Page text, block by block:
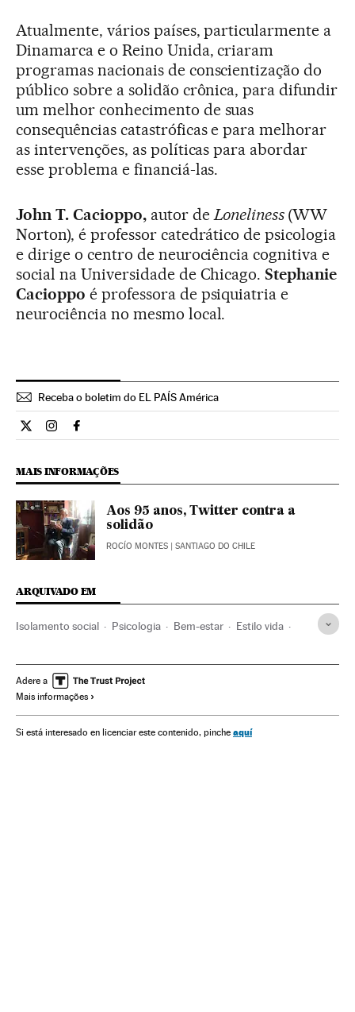
Atualmente, vários países, particularmente a
Dinamarca e o Reino Unida, criaram
programas nacionais de conscientização do
público sobre a solidão crônica, para difundir
um melhor conhecimento de suas
consequências catastróficas e para melhorar
as intervenções, as políticas para abordar
esse problema e financiá-las.
John T. Cacioppo,autor deLoneliness (WW
Norton), é professor catedrático de psicologia
e dirige o centro de neurociência cognitiva e
social na Universidade de Chicago. Stephanie
Cacioppo é professora de psiquiatria e
neurociência no mesmo local.
Receba o boletim do EL PAÍS América
Ciencia El País Brasil en Twitter
Ciencia El País Brasil en Instagram
Ciencia El País Brasil en Facebook
MAIS INFORMAÇÕES
Aos 95 anos, Twitter contra a
solidão
ROCÍO MONTES | SANTIAGO DO CHILE
ARQUIVADO EM
Isolamento social Psicologia Bem-estar Estilo vida
Adere a
Mais informações
Si está interesado en licenciar este contenido, pinche aquí